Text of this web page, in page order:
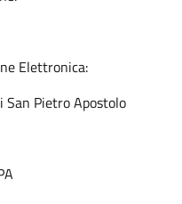
Elettronica:
San Pietro Apostolo